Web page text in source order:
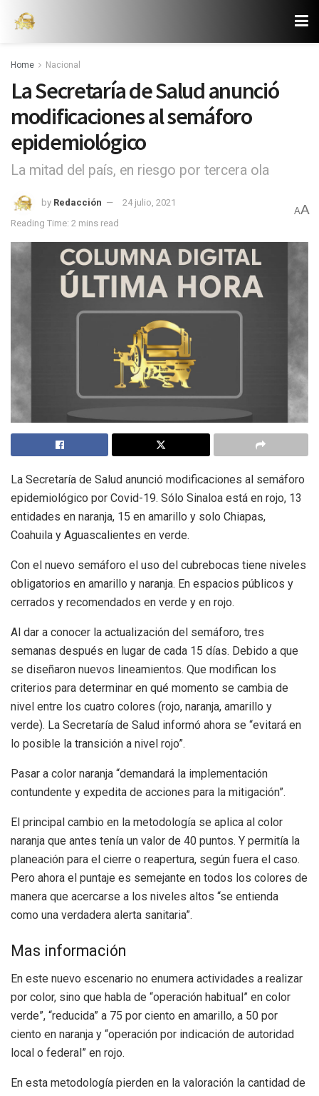
Home Nacional
La Secretaría de Salud anunció
modificaciones al semáforo
epidemiológico
La mitad del país, en riesgo por tercera ola
by Redacción
24 julio, 2021
Reading Time: 2 mins read
AA
La Secretaría de Salud anunció modificaciones al semáforo
epidemiológico por Covid-19. Sólo Sinaloa está en rojo, 13
entidades en naranja, 15 en amarillo y solo Chiapas,
Coahuila y Aguascalientes en verde.
Con el nuevo semáforo el uso del cubrebocas tiene niveles
obligatorios en amarillo y naranja. En espacios públicos y
cerrados y recomendados en verde y en rojo.
Al dar a conocer la actualización del semáforo, tres
semanas después en lugar de cada 15 días. Debido a que
se diseñaron nuevos lineamientos. Que modifican los
criterios para determinar en qué momento se cambia de
nivel entre los cuatro colores (rojo, naranja, amarillo y
verde). La Secretaría de Salud informó ahora se “evitará en
lo posible la transición a nivel rojo”.
Pasar a color naranja “demandará la implementación
contundente y expedita de acciones para la mitigación”.
El principal cambio en la metodología se aplica al color
naranja que antes tenía un valor de 40 puntos. Y permitía la
planeación para el cierre o reapertura, según fuera el caso.
Pero ahora el puntaje es semejante en todos los colores de
manera que acercarse a los niveles altos “se entienda
como una verdadera alerta sanitaria”.
Mas información
En este nuevo escenario no enumera actividades a realizar
por color, sino que habla de “operación habitual” en color
verde”, “reducida” a 75 por ciento en amarillo, a 50 por
ciento en naranja y “operación por indicación de autoridad
local o federal” en rojo.
En esta metodología pierden en la valoración la cantidad de